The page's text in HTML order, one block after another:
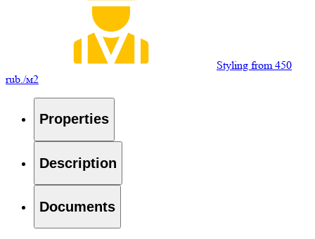
Styling from 450
rub./м2
Properties
Description
Documents